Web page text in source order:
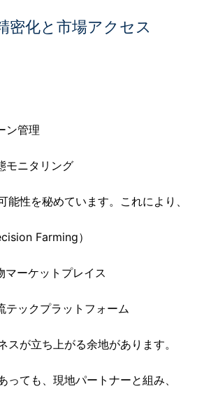
密化と市場アクセス
ン管理
モニタリング
能性を秘めています。これにより、
Farming）
マーケットプレイス
テックプラットフォーム
スが立ち上がる余地があります。
っても、現地パートナーと組み、